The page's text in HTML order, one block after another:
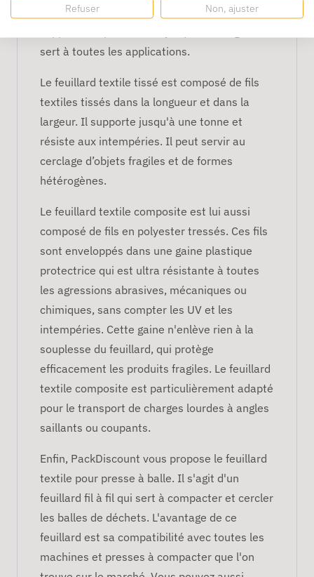
induction de colle Hotmelt. Ce feuillard
sert à toutes les applications.
Le feuillard textile tissé est composé de fils
textiles tissés dans la longueur et dans la
largeur. Il supporte jusqu'à une tonne et
résiste aux intempéries. Il peut servir au
cerclage d’objets fragiles et de formes
hétérogènes.
Le feuillard textile composite est lui aussi
composé de fils en polyester tressés. Ces fils
sont enveloppés dans une gaine plastique
protectrice qui est ultra résistante à toutes
les agressions abrasives, mécaniques ou
chimiques, sans compter les UV et les
intempéries. Cette gaine n'enlève rien à la
souplesse du feuillard, qui protège
efficacement les produits fragiles. Le feuillard
textile composite est particulièrement adapté
pour le transport de charges lourdes à angles
saillants ou coupants.
Enfin, PackDiscount vous propose le feuillard
textile pour presse à balle. Il s'agit d'un
feuillard fil à fil qui sert à compacter et cercler
les balles de déchets. L'avantage de ce
feuillard est sa compatibilité avec toutes les
machines et presses à compacter que l'on
Refuser Non, ajuster